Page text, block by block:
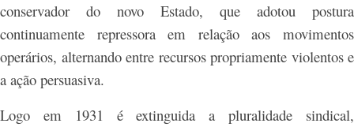
conservador do novo Estado, que adotou postura
continuamente repressora em relação aos movimentos
operários, alternando entre recursos propriamente violentos e
a ação persuasiva.
Logo em 1931 é extinguida a pluralidade sindical,